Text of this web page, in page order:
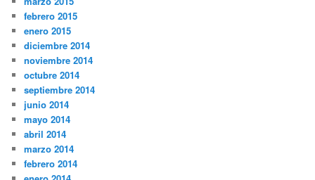
febrero 2015
enero 2015
diciembre 2014
noviembre 2014
octubre 2014
septiembre 2014
junio 2014
mayo 2014
abril 2014
marzo 2014
febrero 2014